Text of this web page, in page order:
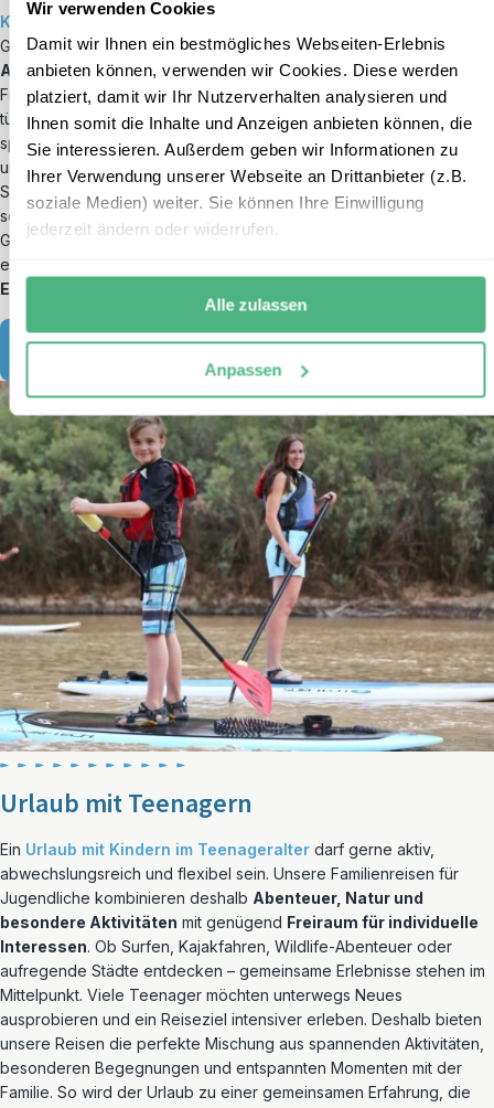
Wir verwenden Cookies
Damit wir Ihnen ein bestmögliches Webseiten-Erlebnis
anbieten können, verwenden wir Cookies. Diese werden
platziert, damit wir Ihr Nutzerverhalten analysieren und
Ihnen somit die Inhalte und Anzeigen anbieten können, die
Sie interessieren. Außerdem geben wir Informationen zu
Ihrer Verwendung unserer Webseite an Drittanbieter (z.B.
soziale Medien) weiter. Sie können Ihre Einwilligung
jederzeit ändern oder widerrufen.
Alle zulassen
Anpassen
Kinder im Grundschulalter
Genau deshalb verbinden unsere Familienreisenspannende
Abenteuer mit altersgerechten Aktivitätenund ausreichend
Freiraum für gemeinsame Erlebnisse. Ob Schnorcheln im
türkisblauen Meer, Tiere beobachten im Nationalpark oder
spannende Roadtrips durch beeindruckende Landschaften –
unterwegs gibt es jeden Tag Neues zu entdecken. Dabei reisen
Sie in einem
familienfreundlichen Tempo
und übernachten in
sorgfältig ausgewählten Unterkünften, die Komfort und Erholung für
Groß und Klein bieten. So wird Ihr Urlaub mit Kindern bis 12 Jahre zu
einer
Erinnerungen
Reisen mit Kindern bis 12
Urlaub mit Teenagern
Ein Urlaub mit Kindern im Teenageralter darf gerne aktiv,
abwechslungsreich und flexibel sein. Unsere Familienreisen für
Jugendliche kombinieren deshalb Abenteuer, Natur und
besondere Aktivitäten mit genügend Freiraum für individuelle
Interessen. Ob Surfen, Kajakfahren, Wildlife-Abenteuer oder
aufregende Städte entdecken – gemeinsame Erlebnisse stehen im
Mittelpunkt. Viele Teenager möchten unterwegs Neues
ausprobieren und ein Reiseziel intensiver erleben. Deshalb bieten
unsere Reisen die perfekte Mischung aus spannenden Aktivitäten,
besonderen Begegnungen und entspannten Momenten mit der
Familie. So wird der Urlaub zu einer gemeinsamen Erfahrung, die